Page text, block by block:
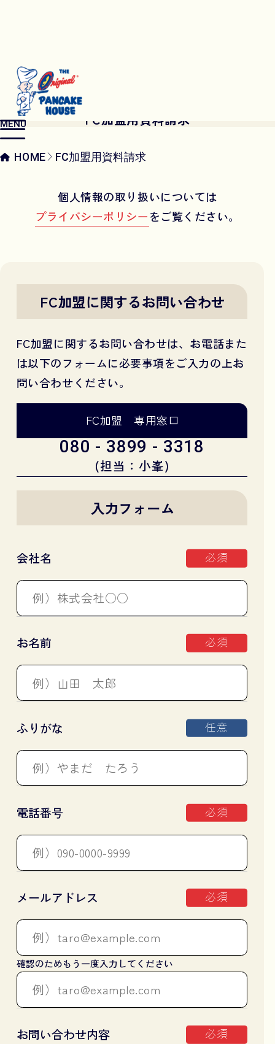
MENU
Franchise Request
FC加盟用資料請求
HOME FC加盟用資料請求
個人情報の取り扱いについては
プライバシーポリシーをご覧ください。
FC加盟に関するお問い合わせ
FC加盟に関するお問い合わせは、お電話また
は以下のフォームに必要事項をご入力の上お
問い合わせください。
FC加盟 専用窓口
080 - 3899 - 3318
(担当：小峯)
入力フォーム
会社名 必須
お名前 必須
ふりがな 任意
電話番号 必須
メールアドレス 必須
確認のためもう一度入力してください
お問い合わせ内容 必須